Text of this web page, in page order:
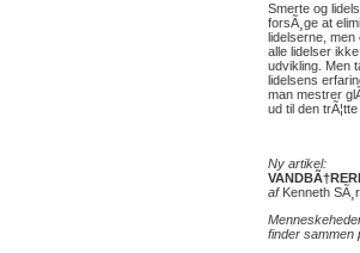
Smerte og
forsÃ¸ge at
lidelserne, men
alle lidelser
udvikling. Men
lidelsens
man mestrer
ud til den
Ny artikel:
afKenneth
finder sammen